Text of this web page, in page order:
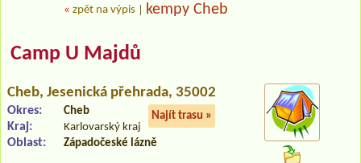
« zpět na výpis kempy Cheb
Camp U Majdů
Cheb, Jesenická přehrada, 35002
Najít trasu »
Okres: Cheb
Kraj: Karlovarský kraj
Oblast: Západočeské lázně